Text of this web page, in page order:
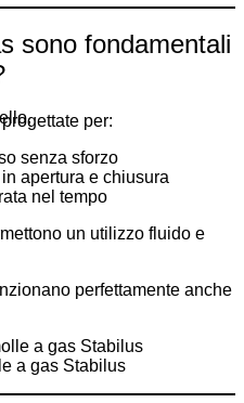
sono fondamentali
per:
senza sforzo
apertura e chiusura
nel tempo
un utilizzo fluido e
perfettamente anche
a gas Stabilus